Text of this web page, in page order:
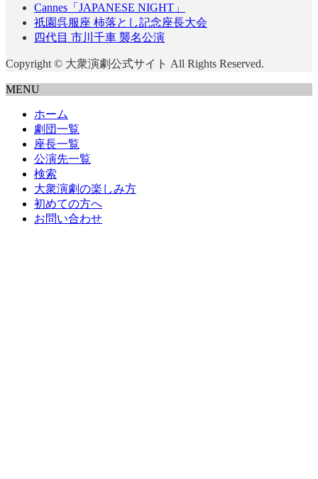
Cannes「JAPANESE NIGHT」
祇園呉服座 柿落とし記念座長大会
四代目 市川千車 襲名公演
Copyright © 大衆演劇公式サイト All Rights Reserved.
MENU
ホーム
劇団一覧
座長一覧
公演先一覧
検索
大衆演劇の楽しみ方
初めての方へ
お問い合わせ